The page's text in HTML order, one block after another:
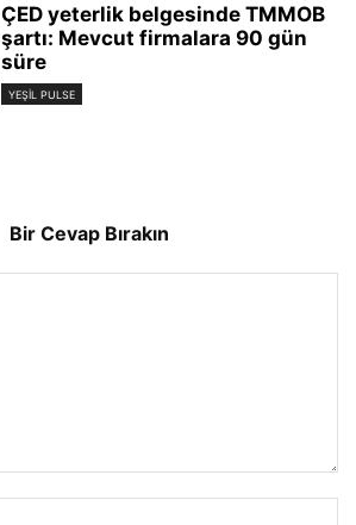
ÇED yeterlik belgesinde TMMOB
şartı: Mevcut firmalara 90 gün
süre
YEŞIL PULSE
Bir Cevap Bırakın